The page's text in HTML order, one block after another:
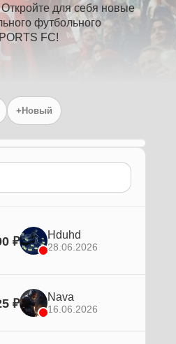
для себя новые
футбольного
FC!
+Новый
₽ Hduhd
28.06.2026
₽ Nava
16.06.2026